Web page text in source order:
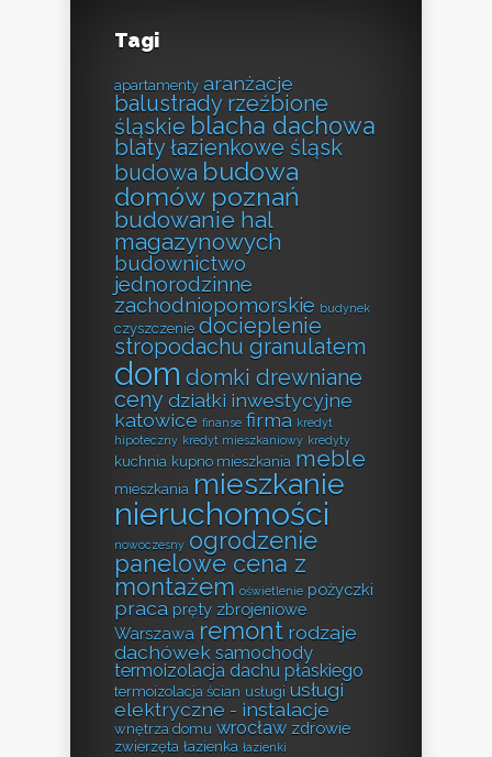
Tagi
apartamenty aranżacje
balustrady rzeźbione
śląskie blacha dachowa
blaty łazienkowe śląsk
budowa budowa
domów poznań
budowanie hal
magazynowych
budownictwo
jednorodzinne
zachodniopomorskie budynek
czyszczenie docieplenie
stropodachu granulatem
dom domki drewniane
cenydziałki inwestycyjne
katowice finanse firma kredyt
hipoteczny kredyt mieszkaniowy kredyty
kuchnia kupno mieszkania meble
mieszkania mieszkanie
nieruchomości
nowoczesny ogrodzenie
panelowe cena z
montażem oświetlenie pożyczki
praca pręty zbrojeniowe
Warszawa remont rodzaje
dachówek samochody
termoizolacja dachu płaskiego
termoizolacja ścian usługi usługi
elektryczne - instalacje
wnętrza domu wrocław zdrowie
zwierzęta łazienka łazienki